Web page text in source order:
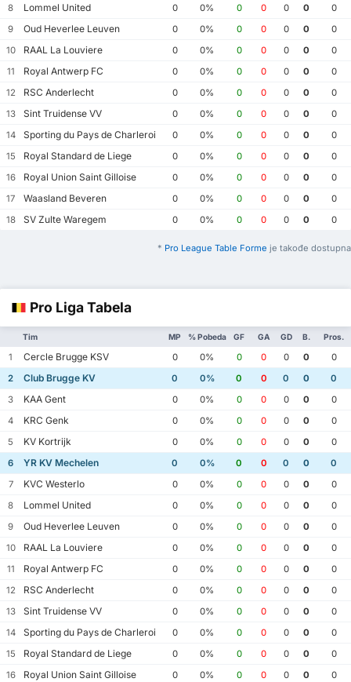
8
Lommel United 0 0% 0 0 0 0
0
9
Oud Heverlee Leuven 0 0% 0 0 0 0
0
10
RAAL La Louviere 0 0% 0 0 0 0
0
11
Royal Antwerp FC 0 0% 0 0 0 0
0
12
RSC Anderlecht 0 0% 0 0 0 0
0
13
Sint Truidense VV 0 0% 0 0 0 0
0
14
Sporting du Pays de Charleroi 0 0% 0 0 0 0
0
15
Royal Standard de Liege 0 0% 0 0 0 0
0
16
Royal Union Saint Gilloise 0 0% 0 0 0 0
0
17
Waasland Beveren 0 0% 0 0 0 0
0
18
SV Zulte Waregem 0 0% 0 0 0 0 0
* Pro League Table Forme je takođe dostupna
Pro Liga Tabela
Tim MP % Pobeda GF GA GD B. Pros.
1 Cercle Brugge KSV 0 0% 0 0 0 0
0
2
Club Brugge KV 0 0% 0 0 0 0
0
3
KAA Gent 0 0% 0 0 0 0
0
4
KRC Genk 0 0% 0 0 0 0
0
5
KV Kortrijk 0 0% 0 0 0 0
0
6
YR KV Mechelen 0 0% 0 0 0 0
0
7
KVC Westerlo 0 0% 0 0 0 0
0
8
Lommel United 0 0% 0 0 0 0
0
9
Oud Heverlee Leuven 0 0% 0 0 0 0
0
10
RAAL La Louviere 0 0% 0 0 0 0
0
11
Royal Antwerp FC 0 0% 0 0 0 0
0
12
RSC Anderlecht 0 0% 0 0 0 0
0
13
Sint Truidense VV 0 0% 0 0 0 0
0
14
Sporting du Pays de Charleroi 0 0% 0 0 0 0
0
15
Royal Standard de Liege 0 0% 0 0 0 0
0
16
Royal Union Saint Gilloise 0 0% 0 0 0 0
0